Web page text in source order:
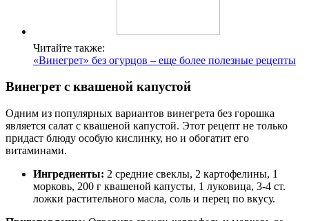
Читайте также:
«Винегрет» без огурцов – еще более полезные рецепты
Винегрет с квашеной капустой
Одним из популярных вариантов винегрета без горошка
является салат с квашеной капустой. Этот рецепт не только
придаст блюду особую кислинку, но и обогатит его
витаминами.
Ингредиенты: 2 средние свеклы, 2 картофелины, 1
морковь, 200 г квашеной капусты, 1 луковица, 3-4 ст.
ложки растительного масла, соль и перец по вкусу.